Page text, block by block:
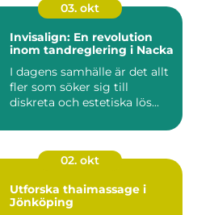
03. okt
Invisalign: En revolution
inom tandreglering i Nacka
I dagens samhälle är det allt
fler som söker sig till
diskreta och estetiska lös...
02. okt
Utforska thaimassage i
Jönköping